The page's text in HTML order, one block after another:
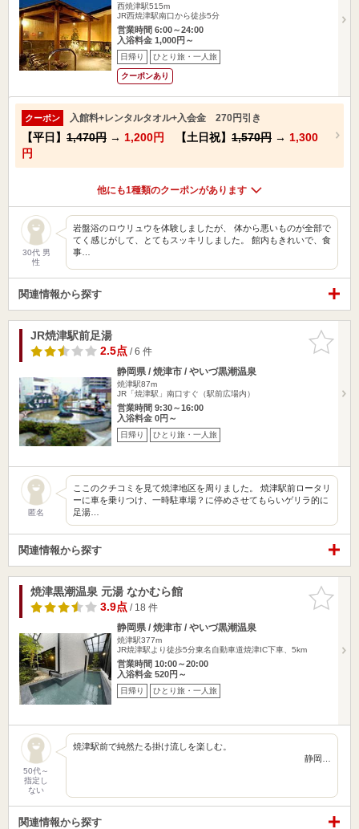
西焼津駅515m
JR西焼津駅南口から徒歩5分
営業時間 6:00～24:00
入浴料金 1,000円～
日帰り ひとり旅・一人旅
クーポンあり
クーポン 入館料+レンタルタオル+入会金 270円引き
【平日】 1,470円 → 1,200円 【土日祝】 1,570円 → 1,300
円
他にも1種類のクーポンがあります
30代 男
性
岩盤浴のロウリュウを体験しましたが、 体から悪いものが全部で
てく感じがして、とてもスッキリしました。 館内もきれいで、食
事…
関連情報から探す
お気に入
りに追加
JR焼津駅前足湯
2.5点/ 6 件
静岡県 / 焼津市 / やいづ黒潮温泉
焼津駅87m
JR「焼津駅」南口すぐ（駅前広場内）
営業時間 9:30～16:00
入浴料金 0円～
日帰り ひとり旅・一人旅
匿名
ここのクチコミを見て焼津地区を周りました。 焼津駅前ロータリ
ーに車を乗りつけ、一時駐車場？に停めさせてもらいゲリラ的に
足湯…
関連情報から探す
お気に入
りに追加
焼津黒潮温泉 元湯 なかむら館
3.9点/ 18 件
静岡県 / 焼津市 / やいづ黒潮温泉
焼津駅377m
JR焼津駅より徒歩5分東名自動車道焼津IC下車、5km
営業時間 10:00～20:00
入浴料金 520円～
日帰り ひとり旅・一人旅
50代～
指定し
ない
焼津駅前で純然たる掛け流しを楽しむ。
静岡…
関連情報から探す